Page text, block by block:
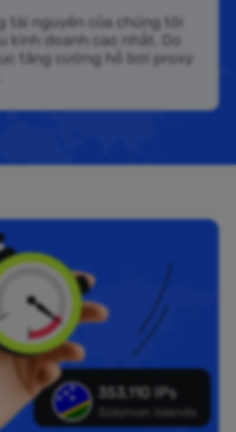
tài nguyên của chúng tôi
kinh doanh cao nhất. Do
tăng cường hồ bơi proxy
353,110 IPs
Solomon Islands